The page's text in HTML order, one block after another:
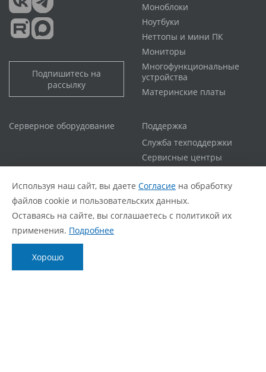
Подпишитесь на
рассылку
Моноблоки
Ноутбуки
Неттопы и мини ПК
Мониторы
Многофункциональные
устройства
Материнские платы
Серверное оборудование
Поддержка
Служба техподдержки
Сервисные центры
Расширенная гарантия
Статус ремонта
FAQ
О компании
Используя наш сайт, вы даете Согласие на обработку
файлов cookie и пользовательских данных.
Оставаясь на сайте, вы соглашаетесь с политикой их
применения. Подробнее
Хорошо